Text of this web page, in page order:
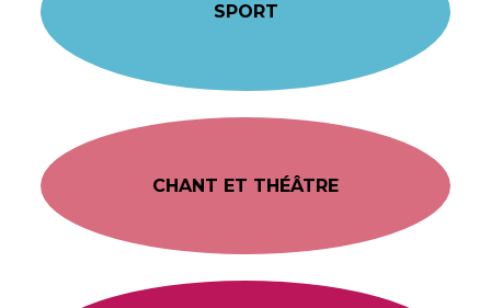
SPORT
CHANT ET THÉÂTRE